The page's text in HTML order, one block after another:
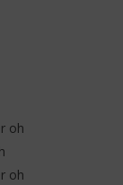
oh
oh